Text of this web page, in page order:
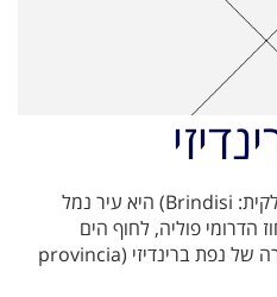
ברינדיזי או ברינדיסי[1] (באיטלקית: Brindisi) היא עיר נמל
הדרומי פוליה, לחוף הים
האדריאטי. העיר היא עיר הבירה של נפת ברינדיזי (provincia